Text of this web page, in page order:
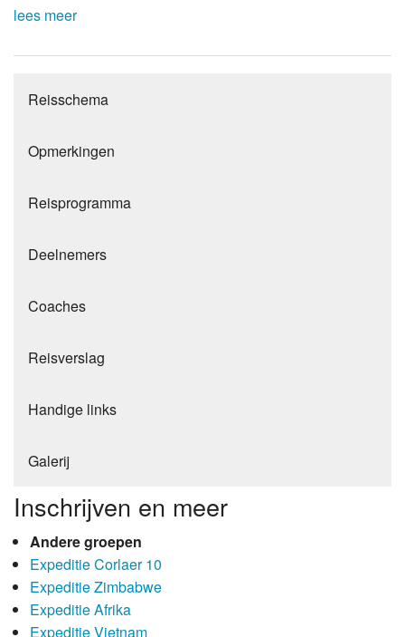
lees meer
Reisschema
Opmerkingen
Reisprogramma
Deelnemers
Coaches
Reisverslag
Handige links
Galerij
Inschrijven en meer
Andere groepen
Expeditie Corlaer 10
Expeditie Zimbabwe
Expeditie Afrika
Expeditie Vietnam